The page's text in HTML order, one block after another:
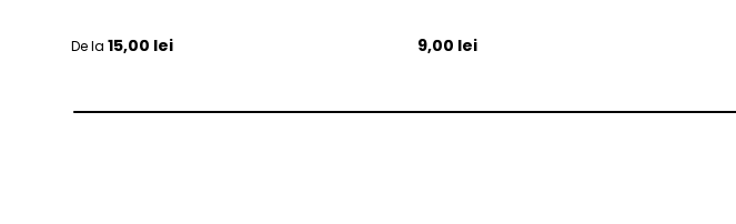
Pret initial
De la 15,00 lei Pret initial
9,00 lei